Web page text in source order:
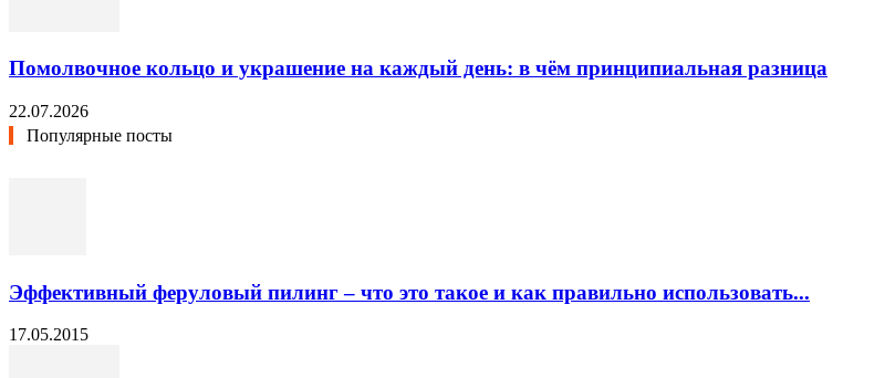
Помолвочное кольцо и украшение на каждый день: в чём принципиальная разница
22.07.2026
Популярные посты
Эффективный феруловый пилинг – что это такое и как правильно использовать...
17.05.2015